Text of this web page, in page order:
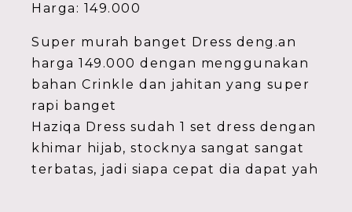
Harga: 149.000
Super murah banget Dress deng.an
harga 149.000 dengan menggunakan
bahan Crinkle dan jahitan yang super
rapi banget
Haziqa Dress sudah 1 set dress dengan
khimar hijab, stocknya sangat sangat
terbatas, jadi siapa cepat dia dapat yah